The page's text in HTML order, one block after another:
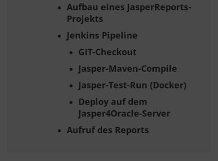
Aufbau eines JasperReports-
Projekts
Jenkins Pipeline
GIT-Checkout
Jasper-Maven-Compile
Jasper-Test-Run (Docker)
Deploy auf dem
Jasper4Oracle-Server
Aufruf des Reports